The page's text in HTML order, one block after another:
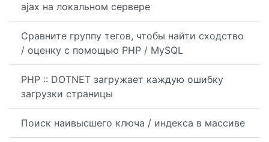
ajax на локальном сервере
Сравните группу тегов, чтобы найти сходство
/ оценку с помощью PHP / MySQL
PHP :: DOTNET загружает каждую ошибку
загрузки страницы
Поиск наивысшего ключа / индекса в массиве